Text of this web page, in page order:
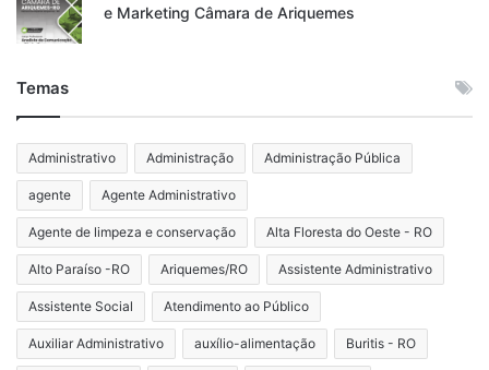
e Marketing Câmara de Ariquemes
Temas
Administrativo Administração Administração Pública
agente Agente Administrativo
Agente de limpeza e conservação Alta Floresta do Oeste - RO
Alto Paraíso -RO Ariquemes/RO Assistente Administrativo
Assistente Social Atendimento ao Público
Auxiliar Administrativo auxílio-alimentação Buritis - RO